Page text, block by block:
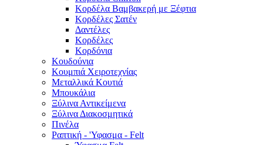
Κορδέλα Βαμβακερή με Ξέφτια
Κορδέλες Σατέν
Δαντέλες
Κορδέλες
Κορδόνια
Κουδούνια
Κουμπιά Χειροτεχνίας
Μεταλλικά Κουτιά
Μπουκάλια
Ξύλινα Αντικείμενα
Ξύλινα Διακοσμητικά
Πινέλα
Ραπτική - 'Υφασμα - Felt